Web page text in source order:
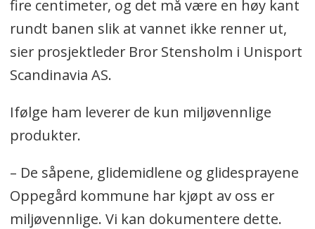
fire centimeter, og det må være en høy kant
rundt banen slik at vannet ikke renner ut,
sier prosjektleder Bror Stensholm i Unisport
Scandinavia AS.
Ifølge ham leverer de kun miljøvennlige
produkter.
– De såpene, glidemidlene og glidesprayene
Oppegård kommune har kjøpt av oss er
miljøvennlige. Vi kan dokumentere dette.